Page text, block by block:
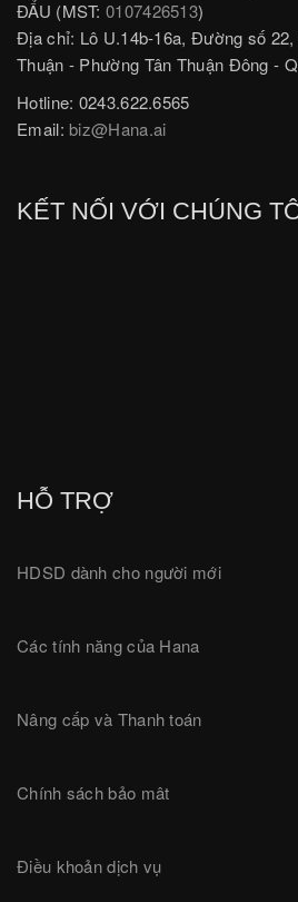
ĐẨU (MST:0107426513)
Địa chỉ: Lô U.14b-16a, Đường số 22,
Thuận - Phường Tân Thuận Đông -
Hotline: 0243.622.6565
Email:biz@Hana.ai
KẾT NỐI VỚI CHÚNG
HỖ TRỢ
HDSD dành cho người mới
Các tính năng của Hana
Nâng cấp và Thanh toán
Chính sách bảo mât
Điều khoản dịch vụ